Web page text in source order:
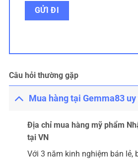
Câu hỏi thường gặp
Mua hàng tại Gemma83
Địa chỉ mua hàng mỹ phẩm
tại VN
Với 3 năm kinh nghiệm bán lẻ,